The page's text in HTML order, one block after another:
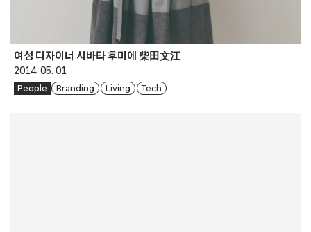
여성 디자이너 시바타 후미에 柴田文江
2014. 05. 01
People Branding Living Tech